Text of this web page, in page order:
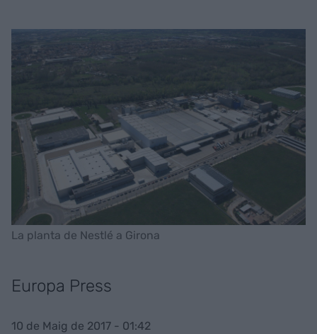
La planta de Nestlé a Girona
Europa Press
10 de Maig de 2017 - 01:42